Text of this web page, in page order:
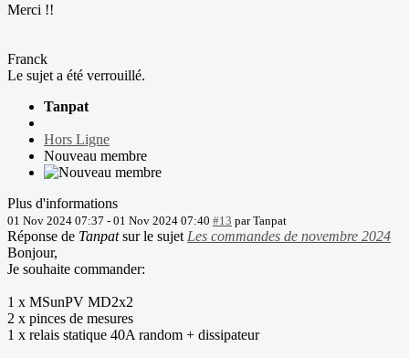
Merci !!
Franck
Le sujet a été verrouillé.
Tanpat
Hors Ligne
Nouveau membre
Plus d'informations
01 Nov 2024 07:37 - 01 Nov 2024 07:40 #13 parTanpat
Réponse de Tanpatsur le sujet Les commandes de novembre 2024
Bonjour,
Je souhaite commander:
1 x MSunPV MD2x2
2 x pinces de mesures
1 x relais statique 40A random + dissipateur